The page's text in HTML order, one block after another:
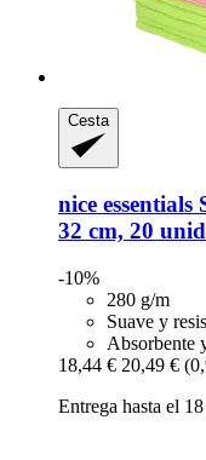
Cesta
nice essentials
32 cm, 20
-10%
280 g/m
Suave y
Absorbente
18,44 € 20,49 €
Entrega hasta el